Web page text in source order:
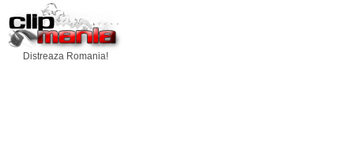
Distreaza Romania!